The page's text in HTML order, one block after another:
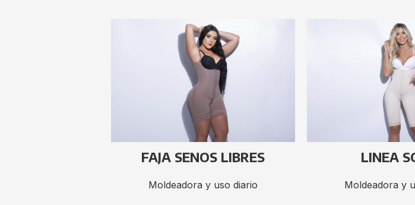
FAJA SENOS LIBRES
Moldeadora y uso diario
LINEA
Moldeadora y